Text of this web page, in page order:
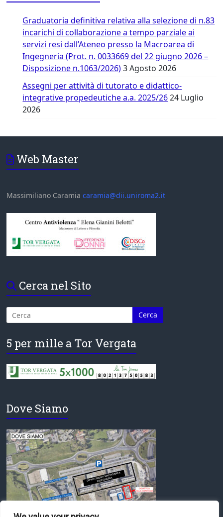
Graduatoria definitiva relativa alla selezione di n.83
incarichi di collaborazione a tempo parziale ai
servizi resi dall’Ateneo presso la Macroarea di
Ingegneria (Prot. n. 0033669 del 22 giugno 2026 –
Disposizione n.1063/2026) 3 Agosto 2026
Assegni per attività di tutorato e didattico-
integrative propedeutiche a.a. 2025/26 24 Luglio
2026
Web Master
Massimiliano Caramiacaramia@dii.uniroma2.it
Cerca nel Sito
5 per mille a Tor Vergata
Dove Siamo